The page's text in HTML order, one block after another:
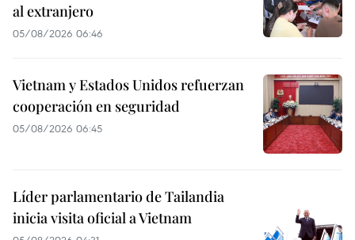
al extranjero
05/08/2026 06:46
Vietnam y Estados Unidos refuerzan
cooperación en seguridad
05/08/2026 06:45
Líder parlamentario de Tailandia
inicia visita oficial a Vietnam